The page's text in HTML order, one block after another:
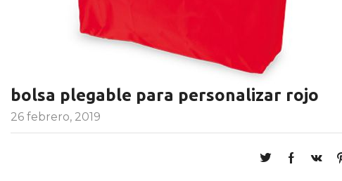
bolsa plegable para personalizar rojo
26 febrero, 2019